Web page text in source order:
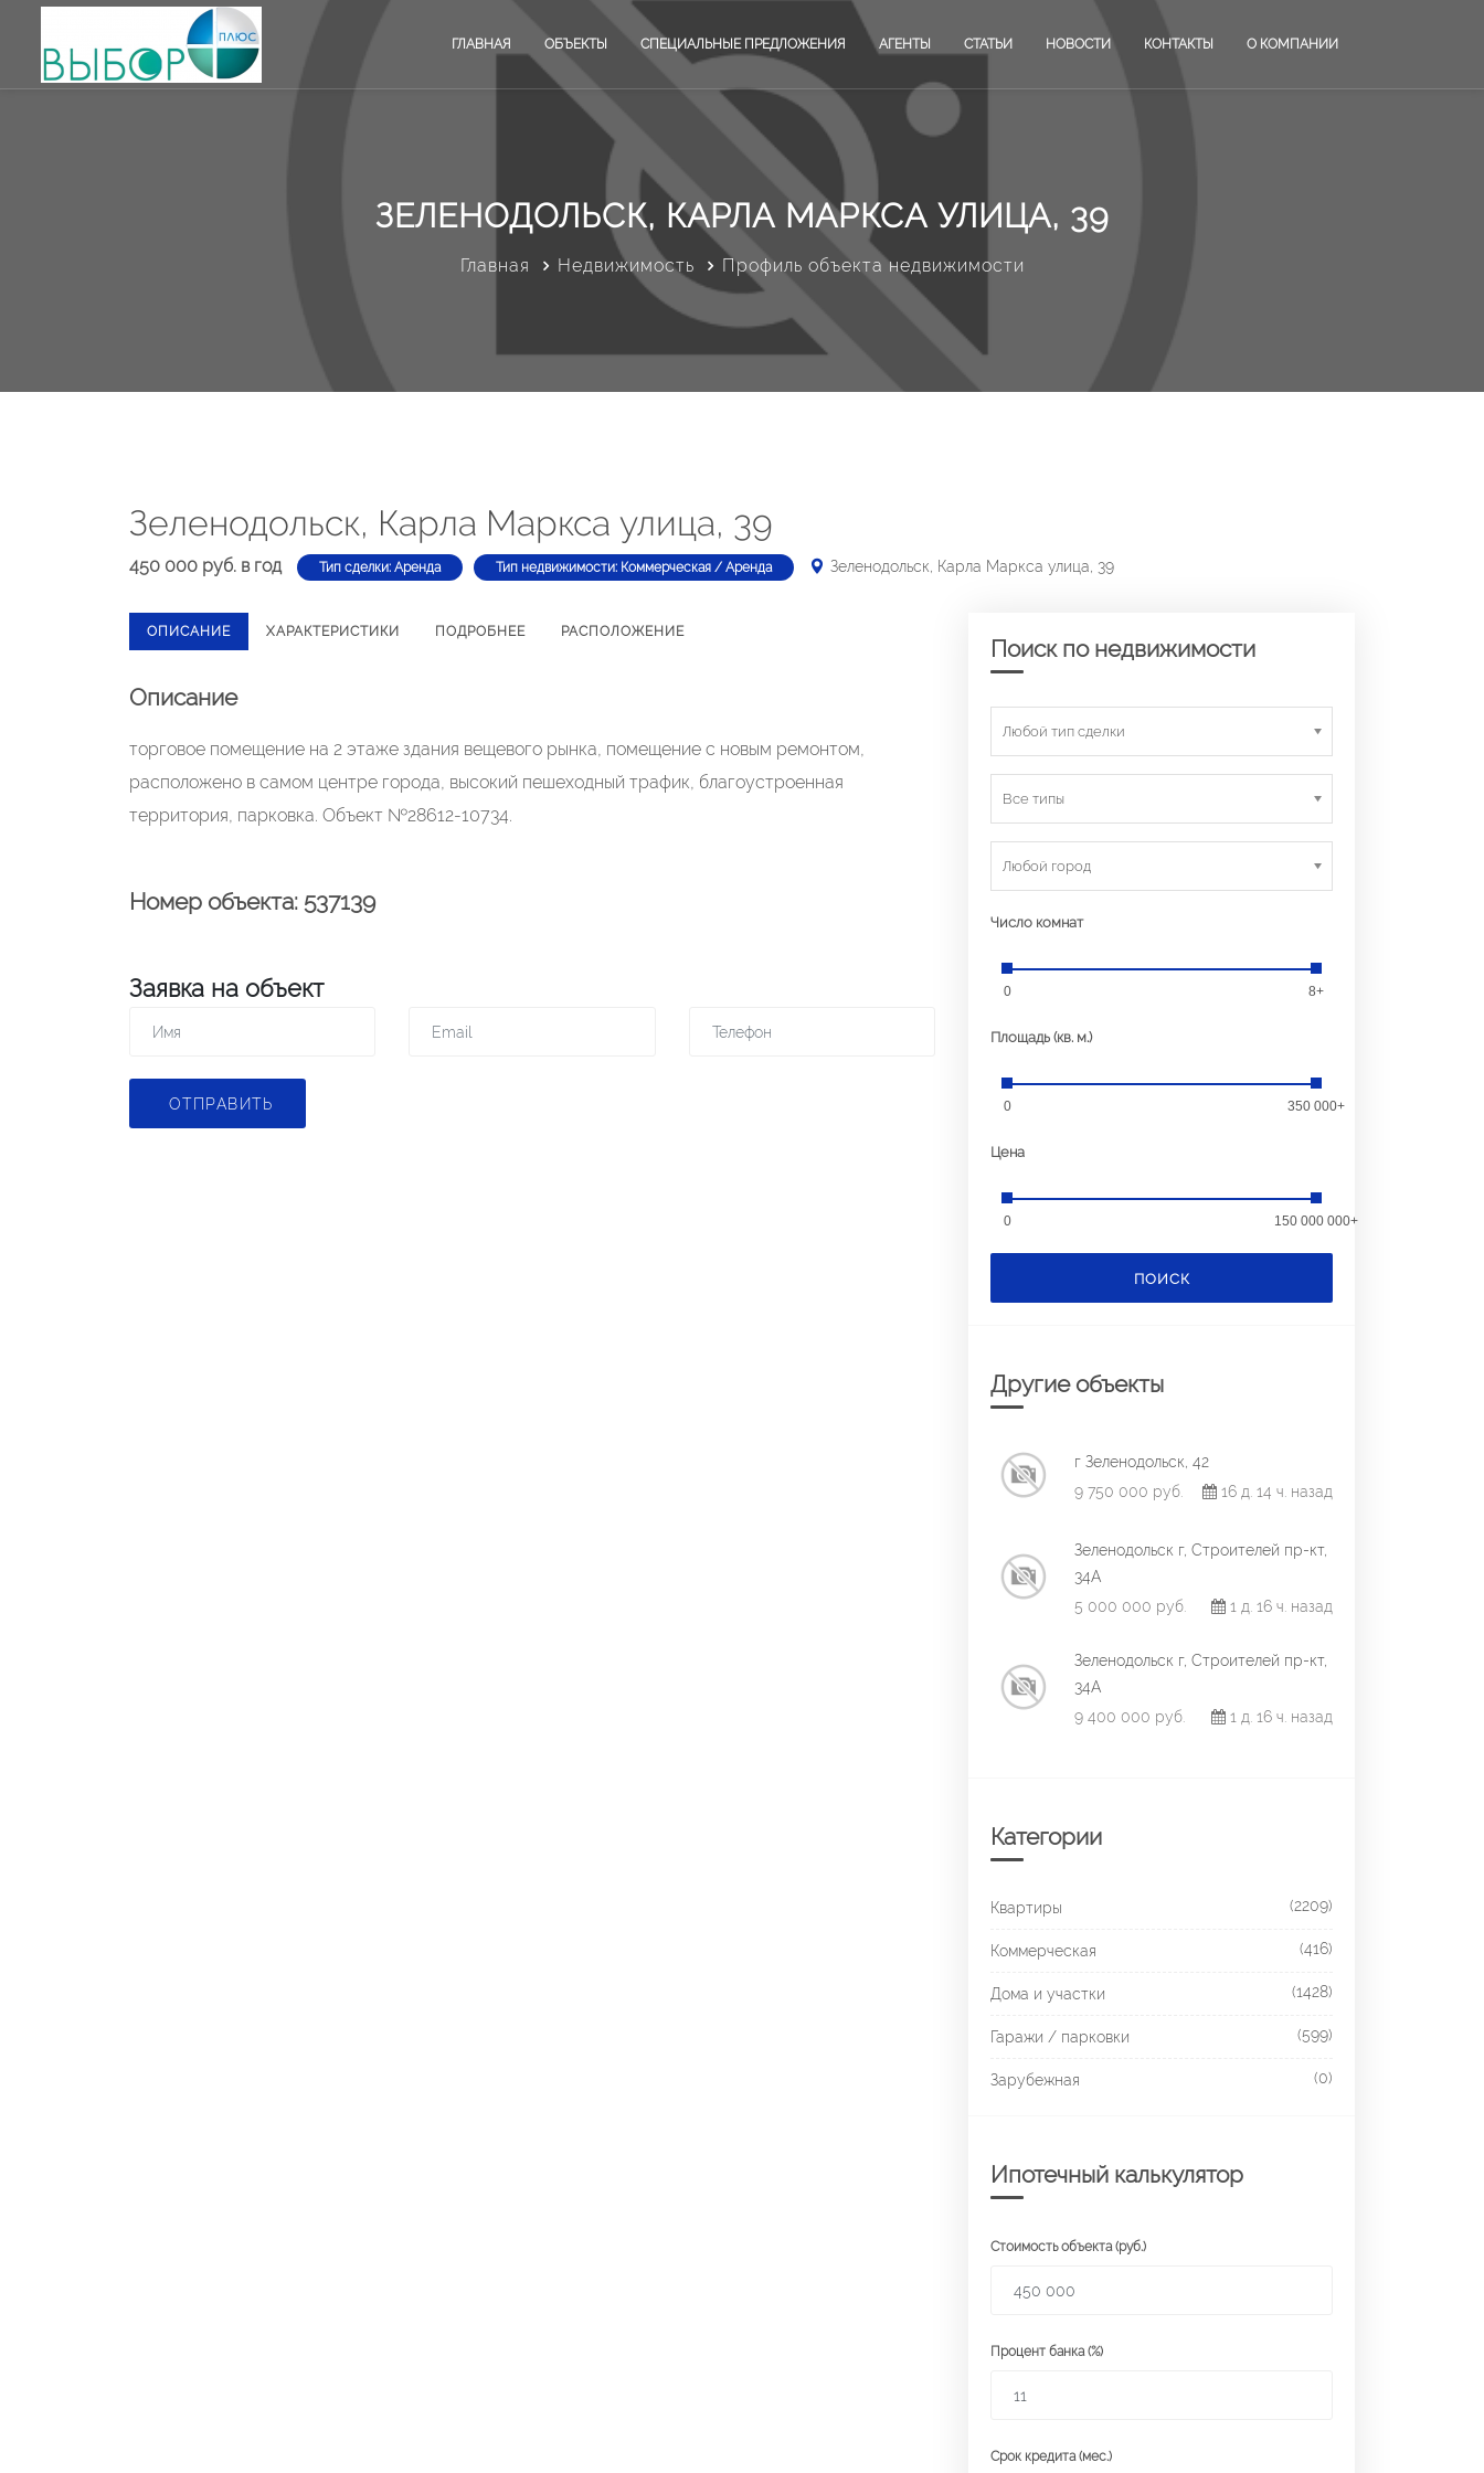
ГЛАВНАЯ ОБЪЕКТЫ СПЕЦИАЛЬНЫЕ ПРЕДЛОЖЕНИЯ АГЕНТЫ СТАТЬИ НОВОСТИ КОНТАКТЫ О КОМПАНИИ
ЗЕЛЕНОДОЛЬСК, КАРЛА МАРКСА УЛИЦА, 39
Главная Недвижимость Профиль объекта недвижимости
Зеленодольск, Карла Маркса улица, 39
450 000 руб. в год Тип сделки: Аренда Тип недвижимости: Коммерческая / Аренда Зеленодольск, Карла Маркса улица, 39
ОПИСАНИЕ ХАРАКТЕРИСТИКИ ПОДРОБНЕЕ РАСПОЛОЖЕНИЕ
Описание
торговое помещение на 2 этаже здания вещевого рынка, помещение с новым ремонтом,
расположено в самом центре города, высокий пешеходный трафик, благоустроенная
территория, парковка. Объект №28612-10734.
Номер объекта: 537139
Заявка на объект
ОТПРАВИТЬ
Поиск по недвижимости
Любой тип сделки
Все типы
Любой город
Число комнат
0 8+
Площадь (кв. м.)
0 350 000+
Цена
0 150 000 000+
ПОИСК
Другие объекты
г Зеленодольск, 42
9 750 000 руб.
16 д. 14 ч. назад
Зеленодольск г, Строителей пр-кт,
34А
5 000 000 руб.
1 д. 16 ч. назад
Зеленодольск г, Строителей пр-кт,
34А
9 400 000 руб.
1 д. 16 ч. назад
Категории
Квартиры (2209)
Коммерческая (416)
Дома и участки (1428)
Гаражи / парковки (599)
Зарубежная (0)
Ипотечный калькулятор
Стоимость объекта (руб.)
Процент банка (%)
Срок кредита (мес.)